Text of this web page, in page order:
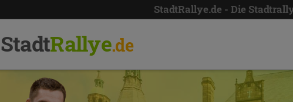
StadtRallye.de - Die
StadtRallye.de